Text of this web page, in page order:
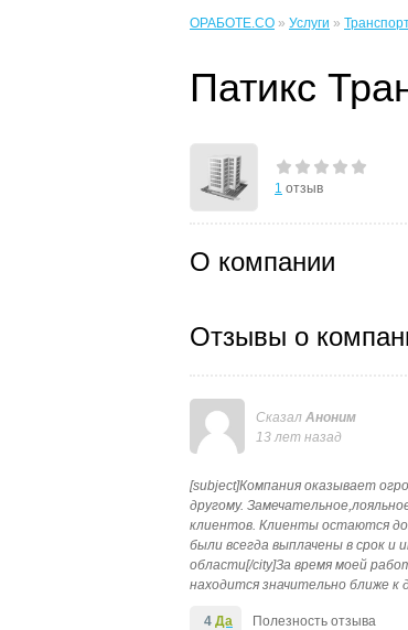
ОРАБОТЕ.CO » Услуги »
Патикс
1 отзыв
О компании
Отзывы о
Сказал Аноним
13 лет назад
[subject]Компания оказывает
другому.
клиентов. Клиенты остаются
были всегда выплачены в срок и
области[/city]За время моей
находится значительно ближе к
Полезность отзыва
4 Да